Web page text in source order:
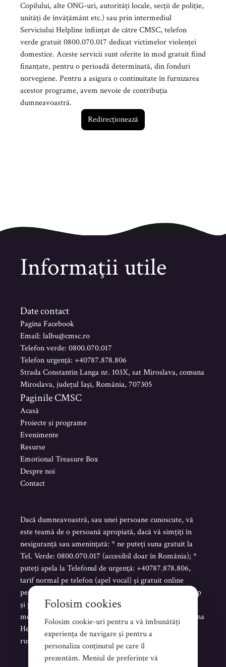
Copilului, alte ONG-uri, autorități locale, secții de poliție,
unități de învățământ etc.) sau prin intermediul
Serviciului Helpline înființat de către CMSC, telefon
verde gratuit 0800.070.017 dedicat victimelor violenței
domestice. Aceste servicii sunt oferite în mod gratuit fiind
finanțate, pentru o perioadă determinată, din fonduri
norvegiene. Pentru a asigura o continuitate în furnizarea
acestor programe, avem nevoie de contribuția
dumneavoastră.
Redirecționează
Informaţii utile
Date contact
Pagina Facebook
Email: lalbu@cmsc.ro
Telefon verde: 0800.070.017
Telefon urgență: +40787.878.806
Strada Constantin Langa nr. 103X, sat Miroslava, comuna
Miroslava, județul Iași, România, 707305
Paginile CMSC
Acasă
Proiecte şi programe
Evenimente
Resurse
Emotional Treasure Box
Despre noi
Contact
Dacă dumneavoastră, sau unei persoane cunoscute, vă
este teamă de o persoană apropiată, dacă vă simțiți în
nesiguranță sau amenințată: * ne puteți suna gratuit la
Tel. Verde: 0800.070.017 (accesibil doar în România); *
puteți apela la Telefonul de urgență: +40787.878.806,
tarif normal pe telefon (apel vocal) și gratuit online
pentru mesaje scrise sau vocale pe Telegram, WhatsApp
și pentru mesaje scrise de tip SMS. * puteți trimite un
mesaj scris pe platforma www.helenahelpline.com Helena
Helpline este accesibilă NON STOP în limba română,
rusă, ucraineană și engleză.
Folosim cookies
Folosim cookie-uri pentru a vă îmbunătăți
experiența de navigare și pentru a
personaliza conținutul pe care îl
prezentăm. Meniul de preferinţe vă